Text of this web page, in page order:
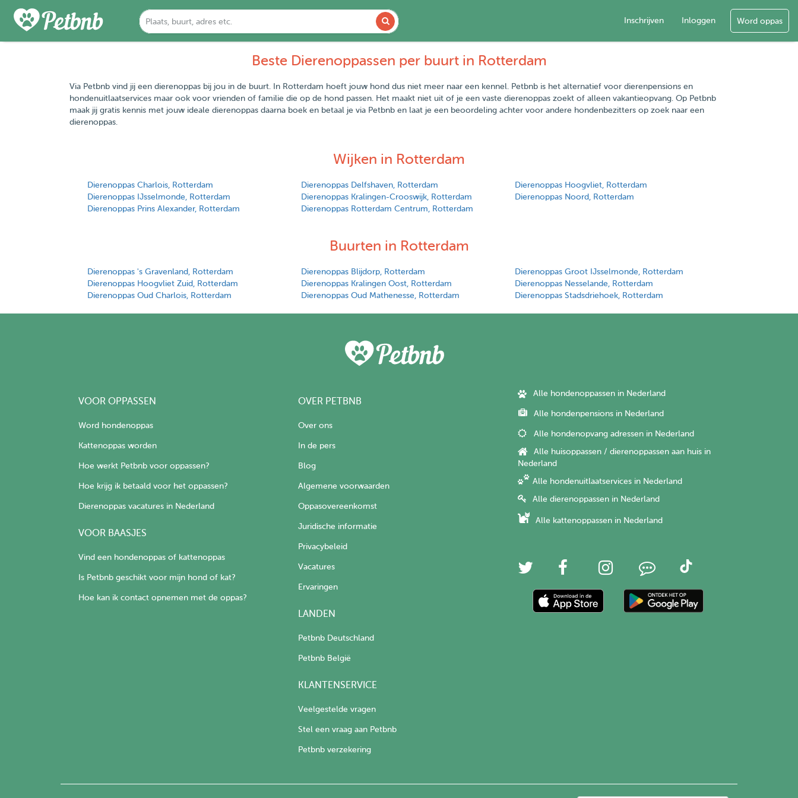
Inschrijven Inloggen Word oppas
Beste Dierenoppassen per buurt in Rotterdam
Via Petbnb vind jij een dierenoppas bij jou in de buurt. In Rotterdam hoeft jouw hond dus niet meer naar een kennel. Petbnb is het alternatief voor dierenpensions en
hondenuitlaatservices maar ook voor vrienden of familie die op de hond passen. Het maakt niet uit of je een vaste dierenoppas zoekt of alleen vakantieopvang. Op Petbnb
maak jij gratis kennis met jouw ideale dierenoppas daarna boek en betaal je via Petbnb en laat je een beoordeling achter voor andere hondenbezitters op zoek naar een
dierenoppas.
Wijken in Rotterdam
Dierenoppas Charlois, Rotterdam Dierenoppas Delfshaven, Rotterdam
Dierenoppas Hoogvliet, Rotterdam
Dierenoppas IJsselmonde, Rotterdam
Dierenoppas Kralingen-Crooswijk, Rotterdam
Dierenoppas Noord, Rotterdam
Dierenoppas Prins Alexander, Rotterdam
Dierenoppas Rotterdam Centrum, Rotterdam
Buurten in Rotterdam
Dierenoppas 's Gravenland, Rotterdam Dierenoppas Blijdorp, Rotterdam
Dierenoppas Groot IJsselmonde, Rotterdam
Dierenoppas Hoogvliet Zuid, Rotterdam
Dierenoppas Kralingen Oost, Rotterdam
Dierenoppas Nesselande, Rotterdam
Dierenoppas Oud Charlois, Rotterdam
Dierenoppas Oud Mathenesse, Rotterdam Dierenoppas Stadsdriehoek, Rotterdam
VOOR OPPASSEN
Word hondenoppas
Kattenoppas worden
Hoe werkt Petbnb voor oppassen?
Hoe krijg ik betaald voor het oppassen?
Dierenoppas vacatures in Nederland
VOOR BAASJES
Vind een hondenoppas of kattenoppas
Is Petbnb geschikt voor mijn hond of kat?
Hoe kan ik contact opnemen met de oppas?
OVER PETBNB
Over ons
In de pers
Blog
Algemene voorwaarden
Oppasovereenkomst
Juridische informatie
Privacybeleid
Vacatures
Ervaringen
LANDEN
Petbnb Deutschland
Petbnb België
KLANTENSERVICE
Veelgestelde vragen
Stel een vraag aan Petbnb
Petbnb verzekering
Alle hondenoppassen in Nederland
Alle hondenpensions in Nederland
Alle hondenopvang adressen in Nederland
Alle huisoppassen / dierenoppassen aan huis in
Nederland
Alle hondenuitlaatservices in Nederland
Alle dierenoppassen in Nederland
Alle kattenoppassen in Nederland